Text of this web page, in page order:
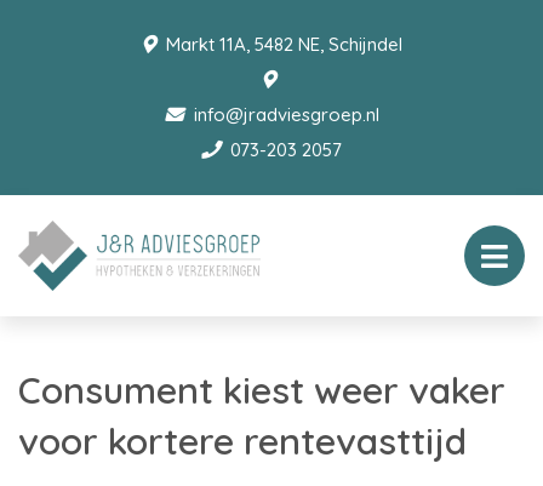
Markt 11A, 5482 NE, Schijndel
info@jradviesgroep.nl
073-203 2057
Consument kiest weer vaker
voor kortere rentevasttijd